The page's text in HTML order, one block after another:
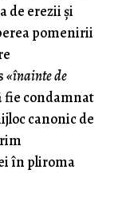
de erezii și
pomenirii
«înainte de
fie condamnat
canonic de
în pliroma